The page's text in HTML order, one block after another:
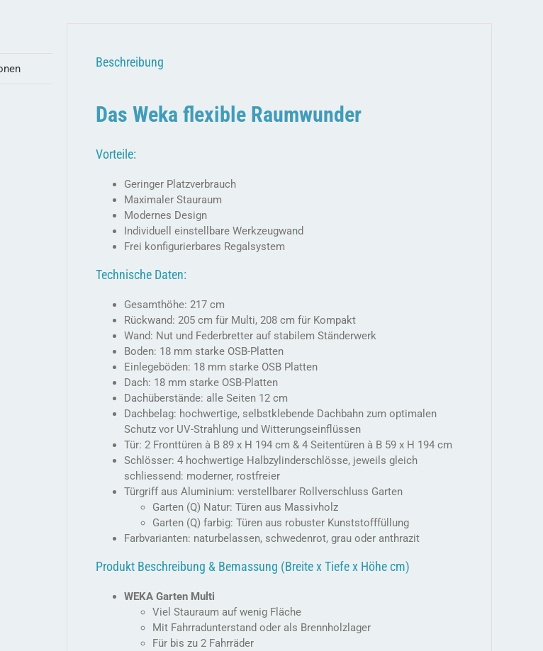
Beschreibung
Das Weka flexible Raumwunder
Vorteile:
Geringer Platzverbrauch
Maximaler Stauraum
Modernes Design
Individuell einstellbare Werkzeugwand
Frei konfigurierbares Regalsystem
Technische Daten:
Gesamthöhe: 217 cm
Rückwand: 205 cm für Multi, 208 cm für Kompakt
Wand: Nut und Federbretter auf stabilem Ständerwerk
Boden: 18 mm starke OSB-Platten
Einlegeböden: 18 mm starke OSB Platten
Dach: 18 mm starke OSB-Platten
Dachüberstände: alle Seiten 12 cm
Dachbelag: hochwertige, selbstklebende Dachbahn zum optimalen
Schutz vor UV-Strahlung und Witterungseinflüssen
Tür: 2 Fronttüren à B 89 x H 194 cm & 4 Seitentüren à B 59 x H 194 cm
Schlösser: 4 hochwertige Halbzylinderschlösse, jeweils gleich
schliessend: moderner, rostfreier
Türgriff aus Aluminium: verstellbarer Rollverschluss Garten
Garten (Q) Natur: Türen aus Massivholz
Garten (Q) farbig: Türen aus robuster Kunststofffüllung
Farbvarianten: naturbelassen, schwedenrot, grau oder anthrazit
Produkt Beschreibung & Bemassung (Breite x Tiefe x Höhe cm)
WEKA Garten Multi
Viel Stauraum auf wenig Fläche
Mit Fahrradunterstand oder als Brennholzlager
Für bis zu 2 Fahrräder